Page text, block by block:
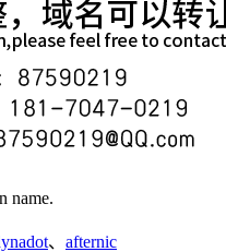
name.
、 afternic